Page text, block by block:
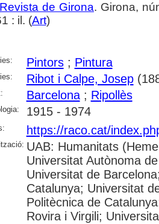
Revista de Girona. Girona,
: il. (Art)
Pintors; Pintura
Ribot i Calpe, Josep
Barcelona; Ripollès
1915 - 1974
https://raco.cat/
UAB: Humanitats
Universitat Autònoma
Universitat de
Catalunya; Universitat
Politècnica de
Rovira i Virgili;